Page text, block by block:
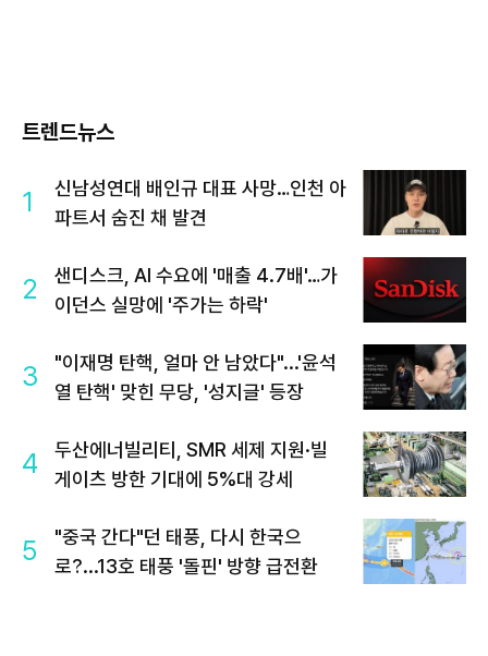
트렌드뉴스
1
신남성연대 배인규 대표 사망…인천 아
파트서 숨진 채 발견
2
샌디스크, AI 수요에 '매출 4.7배'…가
이던스 실망에 '주가는 하락'
3
"이재명 탄핵, 얼마 안 남았다"...'윤석
열 탄핵' 맞힌 무당, '성지글' 등장
4
두산에너빌리티, SMR 세제 지원·빌
게이츠 방한 기대에 5%대 강세
5
"중국 간다"던 태풍, 다시 한국으
로?...13호 태풍 '돌핀' 방향 급전환